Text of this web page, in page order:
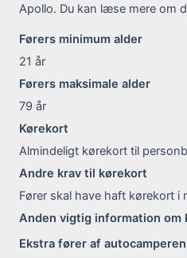
Apollo. Du kan læse mere om
Førers minimum alder
21 år
Førers maksimale alder
79 år
Kørekort
Almindeligt kørekort til
Andre krav til kørekort
Fører skal have haft kørekort i
Anden vigtig information om
Ekstra fører af autocamperen